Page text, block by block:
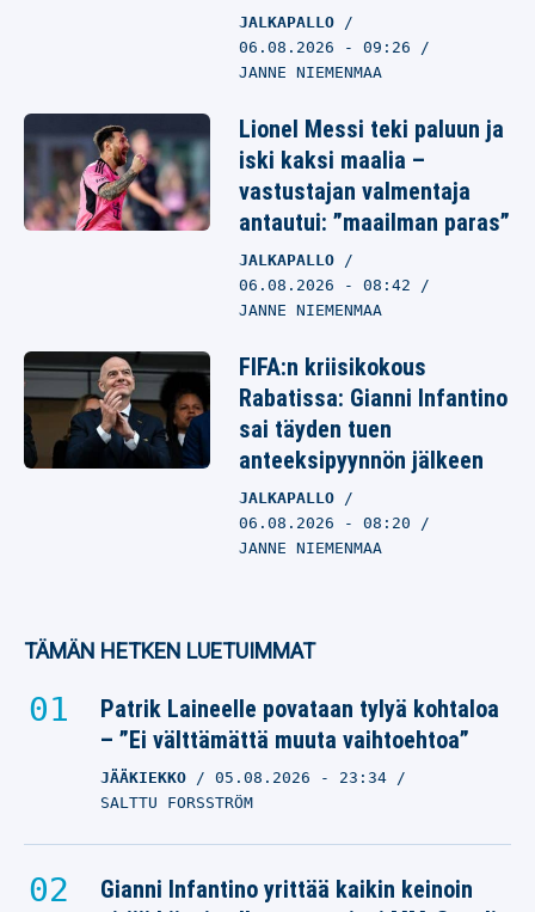
JALKAPALLO
06.08.2026 - 09:26
JANNE NIEMENMAA
Lionel Messi teki paluun ja
iski kaksi maalia –
vastustajan valmentaja
antautui: ”maailman paras”
JALKAPALLO
06.08.2026 - 08:42
JANNE NIEMENMAA
FIFA:n kriisikokous
Rabatissa: Gianni Infantino
sai täyden tuen
anteeksipyynnön jälkeen
JALKAPALLO
06.08.2026 - 08:20
JANNE NIEMENMAA
TÄMÄN HETKEN LUETUIMMAT
Patrik Laineelle povataan tylyä kohtaloa
– ”Ei välttämättä muuta vaihtoehtoa”
JÄÄKIEKKO 05.08.2026 - 23:34
SALTTU FORSSTRÖM
Gianni Infantino yrittää kaikin keinoin